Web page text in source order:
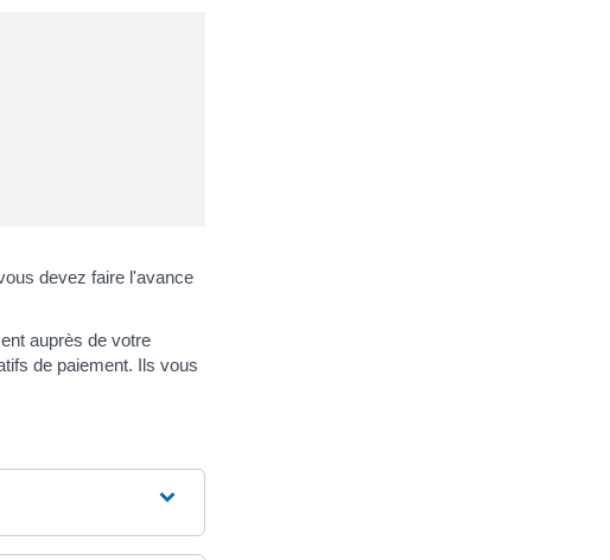
devez faire l'avance
auprès de votre
de paiement. Ils vous